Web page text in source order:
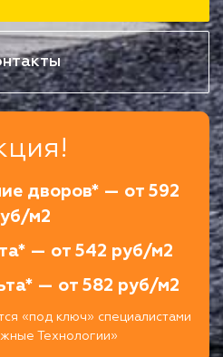
дворов* — от 592
м2
— от 542 руб/м2
— от 582 руб/м2
«под ключ» специалистами
Технологии»